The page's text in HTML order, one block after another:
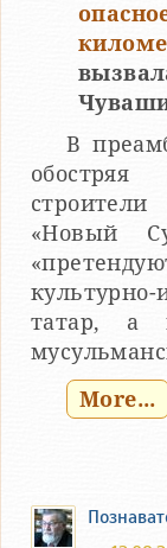
В
строители
«Новый
татар, а
More...